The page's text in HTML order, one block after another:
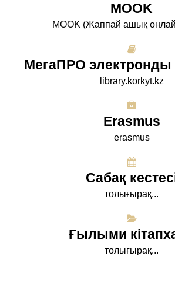
МООK
МООK (Жаппай ашық
МегаПРО электронды
library.korkyt.kz
Erasmus
erasmus
Сабақ
толығырақ...
Ғылыми
толығырақ...